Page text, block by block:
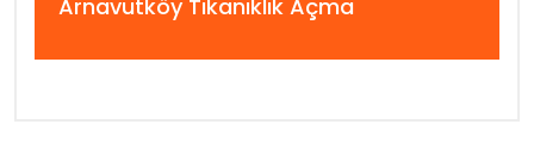
Arnavutköy Tıkanıklık Açma